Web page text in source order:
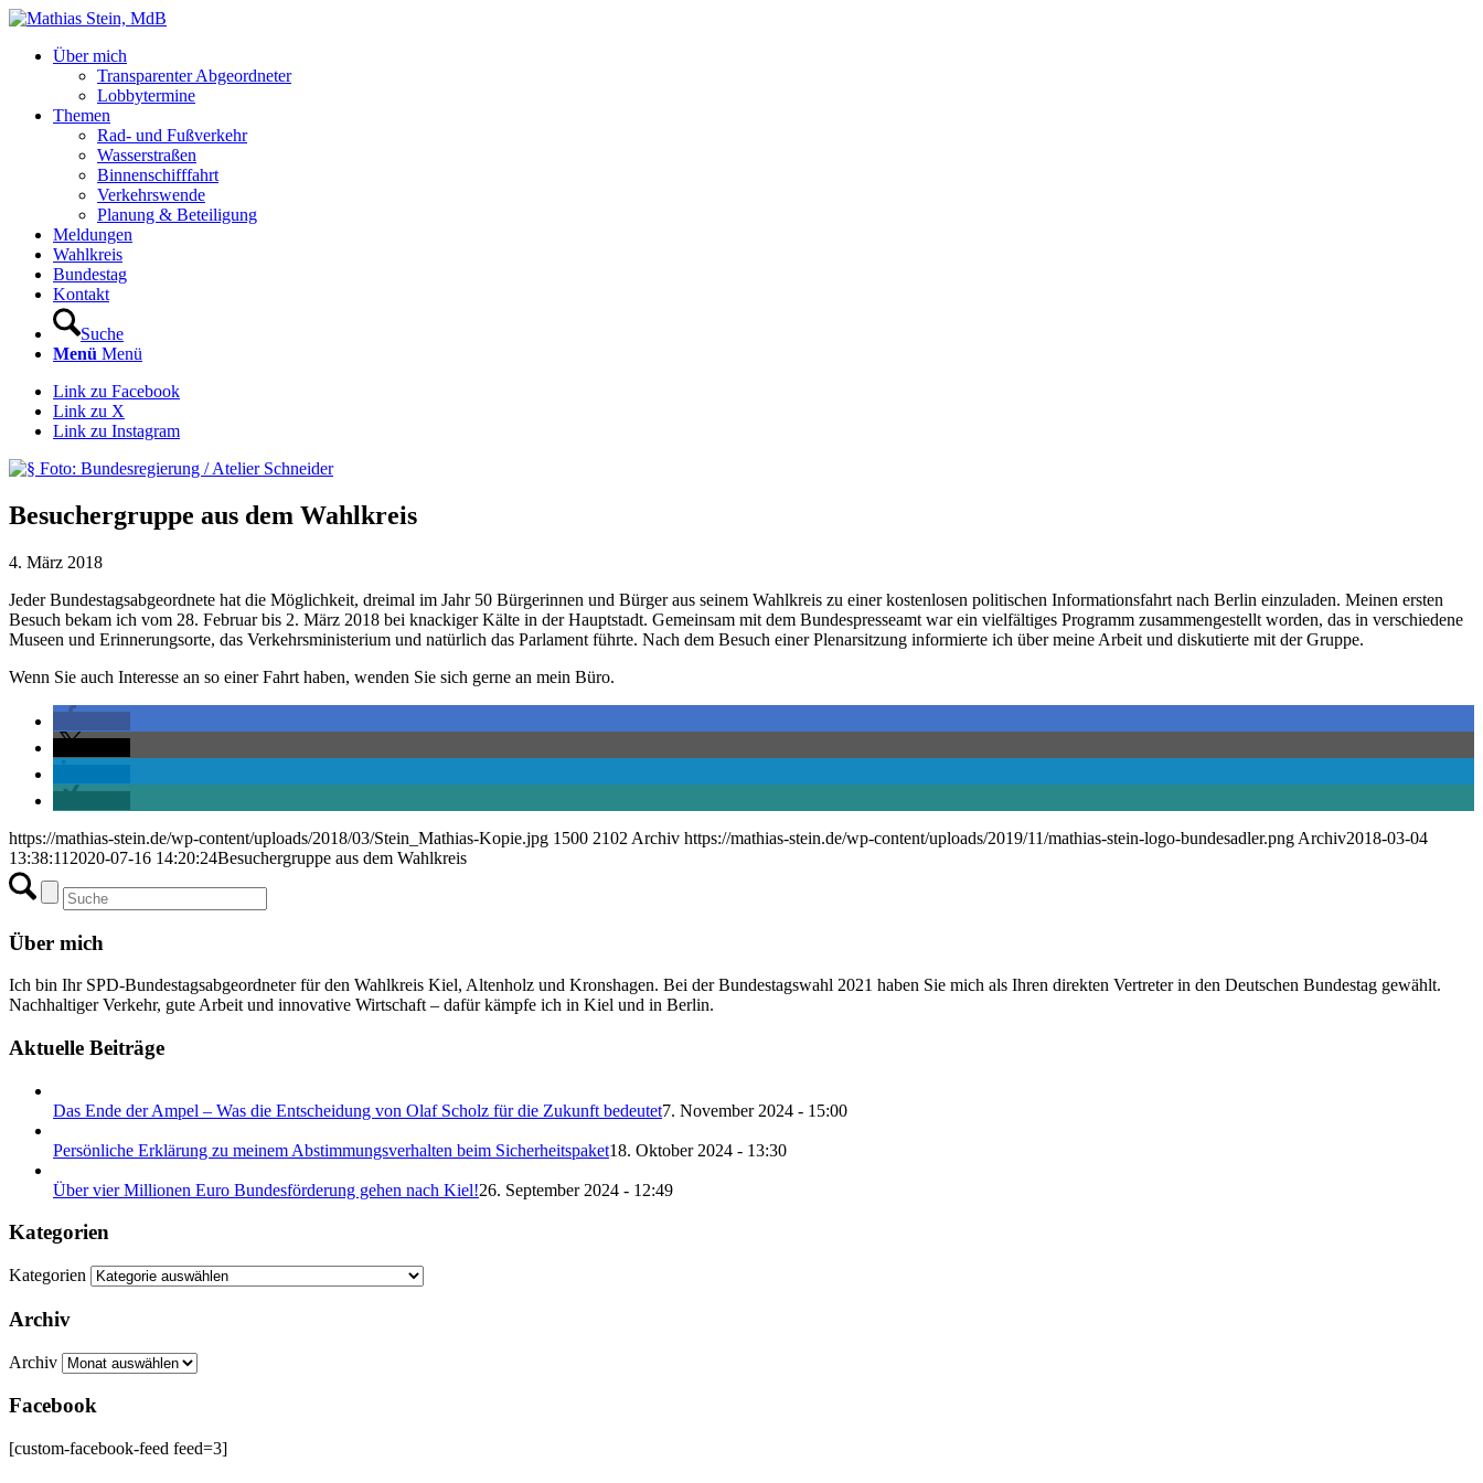
Über mich
Transparenter Abgeordneter
Lobbytermine
Themen
Rad- und Fußverkehr
Wasserstraßen
Binnenschifffahrt
Verkehrswende
Planung & Beteiligung
Meldungen
Wahlkreis
Bundestag
Kontakt
Suche
Menü Menü
Link zu Facebook
Link zu X
Link zu Instagram
Besuchergruppe aus dem Wahlkreis
4. März 2018
Jeder Bundestagsabgeordnete hat die Möglichkeit, dreimal im Jahr 50 Bürgerinnen und Bürger aus seinem Wahlkreis zu einer kostenlosen politischen Informationsfahrt nach Berlin einzuladen. Meinen ersten
Besuch bekam ich vom 28. Februar bis 2. März 2018 bei knackiger Kälte in der Hauptstadt. Gemeinsam mit dem Bundespresseamt war ein vielfältiges Programm zusammengestellt worden, das in verschiedene
Museen und Erinnerungsorte, das Verkehrsministerium und natürlich das Parlament führte. Nach dem Besuch einer Plenarsitzung informierte ich über meine Arbeit und diskutierte mit der Gruppe.
Wenn Sie auch Interesse an so einer Fahrt haben, wenden Sie sich gerne an mein Büro.
https://mathias-stein.de/wp-content/uploads/2018/03/Stein_Mathias-Kopie.jpg 1500 2102 Archiv https://mathias-stein.de/wp-content/uploads/2019/11/mathias-stein-logo-bundesadler.png Archiv2018-03-04
13:38:11 2020-07-16 14:20:24Besuchergruppe aus dem Wahlkreis
Über mich
Ich bin Ihr SPD-Bundestagsabgeordneter für den Wahlkreis Kiel, Altenholz und Kronshagen. Bei der Bundestagswahl 2021 haben Sie mich als Ihren direkten Vertreter in den Deutschen Bundestag gewählt.
Nachhaltiger Verkehr, gute Arbeit und innovative Wirtschaft – dafür kämpfe ich in Kiel und in Berlin.
Aktuelle Beiträge
Das Ende der Ampel – Was die Entscheidung von Olaf Scholz für die Zukunft bedeutet7. November 2024 - 15:00
Persönliche Erklärung zu meinem Abstimmungsverhalten beim Sicherheitspaket18. Oktober 2024 - 13:30
Über vier Millionen Euro Bundesförderung gehen nach Kiel!26. September 2024 - 12:49
Kategorien
Kategorien
Archiv
Archiv
Facebook
[custom-facebook-feed feed=3]